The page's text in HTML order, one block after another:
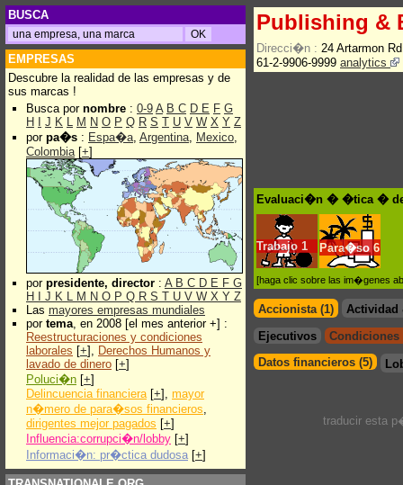
BUSCA
EMPRESAS
Descubre la realidad de las empresas y de
sus marcas !
Busca por nombre : 0-9 A B C D E F G
H
J K L M N O P Q R S T U V W X Y Z
por pa�s : Espa�a, Argentina, Mexico,
Colombia[+]
por presidente, director : A B C D E F G
H
J K L M N O P Q R S T U V W X Y Z
Las mayores empresas mundiales
por tema, en 2008 [el mes anterior +] :
Reestructuraciones y condiciones
laborales [+], Derechos Humanos y
lavado de dinero [+]
Poluci�n [+]
Delincuencia financiera[+], mayor
n�mero de para�sos financieros,
dirigentes mejor pagados [+]
Influencia:corrupci�n/lobby [+]
Informaci�n: pr�ctica dudosa [+]
Publishing &
Direcci�n : 24 Artarmon
61-2-9906-9999 analytics
Evaluaci�n � �tica �
Trabajo 1 Para�so 6
[haga clic sobre las im�genes
Accionista (1)
Actividad
Ejecutivos
Condiciones
Datos financieros (5)
traducir esta